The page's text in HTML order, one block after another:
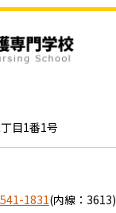
目1番1号
1831(内線：3613)